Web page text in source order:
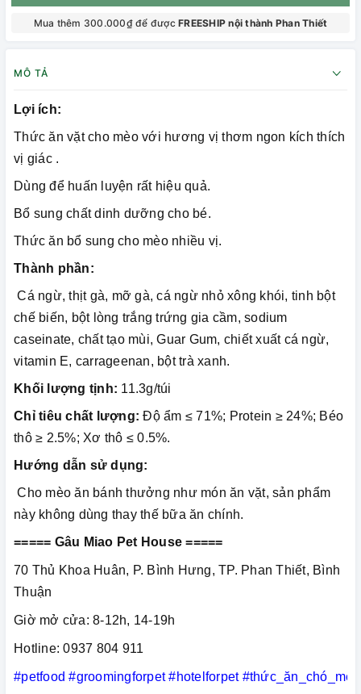
Mua thêm 300.000₫ để đượcFREESHIP nội thành Phan Thiết
MÔ TẢ
Lợi ích:
Thức ăn vặt cho mèo với hương vị thơm ngon kích thích
vị giác .
Dùng để huấn luyện rất hiệu quả.
Bổ sung chất dinh dưỡng cho bé.
Thức ăn bổ sung cho mèo nhiều vị.
Thành phần:
Cá ngừ, thịt gà, mỡ gà, cá ngừ nhỏ xông khói, tinh bột
chế biến, bột lòng trắng trứng gia cầm, sodium
caseinate, chất tạo mùi, Guar Gum, chiết xuất cá ngừ,
vitamin E, carrageenan, bột trà xanh.
Khối lượng tịnh: 11.3g/túi
Chỉ tiêu chất lượng:Độ ẩm ≤ 71%; Protein ≥ 24%; Béo
thô ≥ 2.5%; Xơ thô ≤ 0.5%.
Hướng dẫn sử dụng:
Cho mèo ăn bánh thưởng như món ăn vặt, sản phẩm
này không dùng thay thế bữa ăn chính.
===== Gâu Miao Pet House =====
70 Thủ Khoa Huân, P. Bình Hưng, TP. Phan Thiết, Bình
Thuận
Giờ mở cửa: 8-12h, 14-19h
Hotline: 0937 804 911
#petfood #groomingforpet #hotelforpet #thức_ăn_chó_mèo